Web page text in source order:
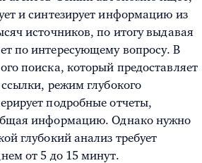
и синтезирует информацию из
источников, по итогу выдавая
по интересующему вопросу. В
поиска, который предоставляет
режим глубокого
подробные отчеты,
информацию. Однако нужно
глубокий анализ требует
от 5 до 15 минут.